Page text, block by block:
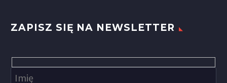
ZAPISZ SIĘ NA NEWSLETTER